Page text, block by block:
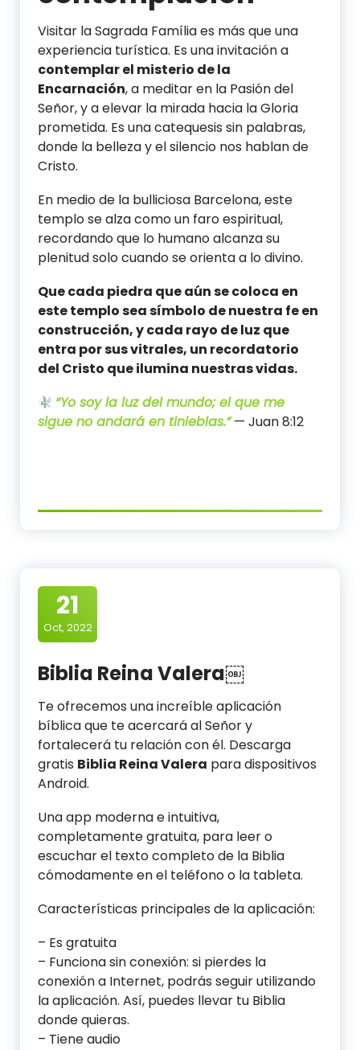
Visitar la Sagrada Família es más que una
experiencia turística. Es una invitación a
contemplar el misterio de la
Encarnación, a meditar en la Pasión del
Señor, y a elevar la mirada hacia la Gloria
prometida. Es una catequesis sin palabras,
donde la belleza y el silencio nos hablan de
Cristo.
En medio de la bulliciosa Barcelona, este
templo se alza como un faro espiritual,
recordando que lo humano alcanza su
plenitud solo cuando se orienta a lo divino.
Que cada piedra que aún se coloca en
este templo sea símbolo de nuestra fe en
construcción, y cada rayo de luz que
entra por sus vitrales, un recordatorio
del Cristo que ilumina nuestras vidas.
“Yo soy la luz del mundo; el que me
sigue no andará en tinieblas.”— Juan 8:12
21
Oct, 2022
Biblia Reina Valera￼
Te ofrecemos una increíble aplicación
bíblica que te acercará al Señor y
fortalecerá tu relación con él. Descarga
gratis Biblia Reina Valera para dispositivos
Android.
Una app moderna e intuitiva,
completamente gratuita, para leer o
escuchar el texto completo de la Biblia
cómodamente en el teléfono o la tableta.
Características principales de la aplicación:
– Es gratuita
– Funciona sin conexión: si pierdes la
conexión a Internet, podrás seguir utilizando
la aplicación. Así, puedes llevar tu Biblia
donde quieras.
– Tiene audio